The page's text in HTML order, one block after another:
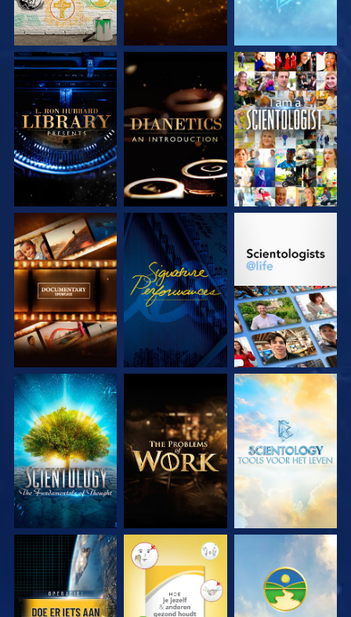
VERKEN DE SERIE VERKEN DE SERIE KIJK
VERKEN DE SERIE KIJK VERKEN DE SERIE
VERKEN DE SERIE VERKEN DE SERIE VERKEN DE SERIE
KIJK KIJK KIJK